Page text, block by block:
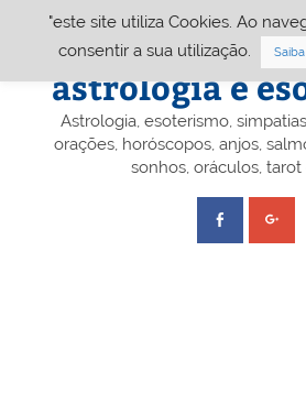
Portal A&E
astrologia e
Astrologia, esoterismo,
orações, horóscopos, anjos,
sonhos, oráculos, tarot
"este site utiliza Cookies. Ao
consentir a sua utilização.